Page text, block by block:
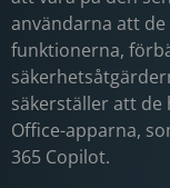
användarna att
funktionerna,
säkerställer att de
Office-apparna,
365 Copilot.